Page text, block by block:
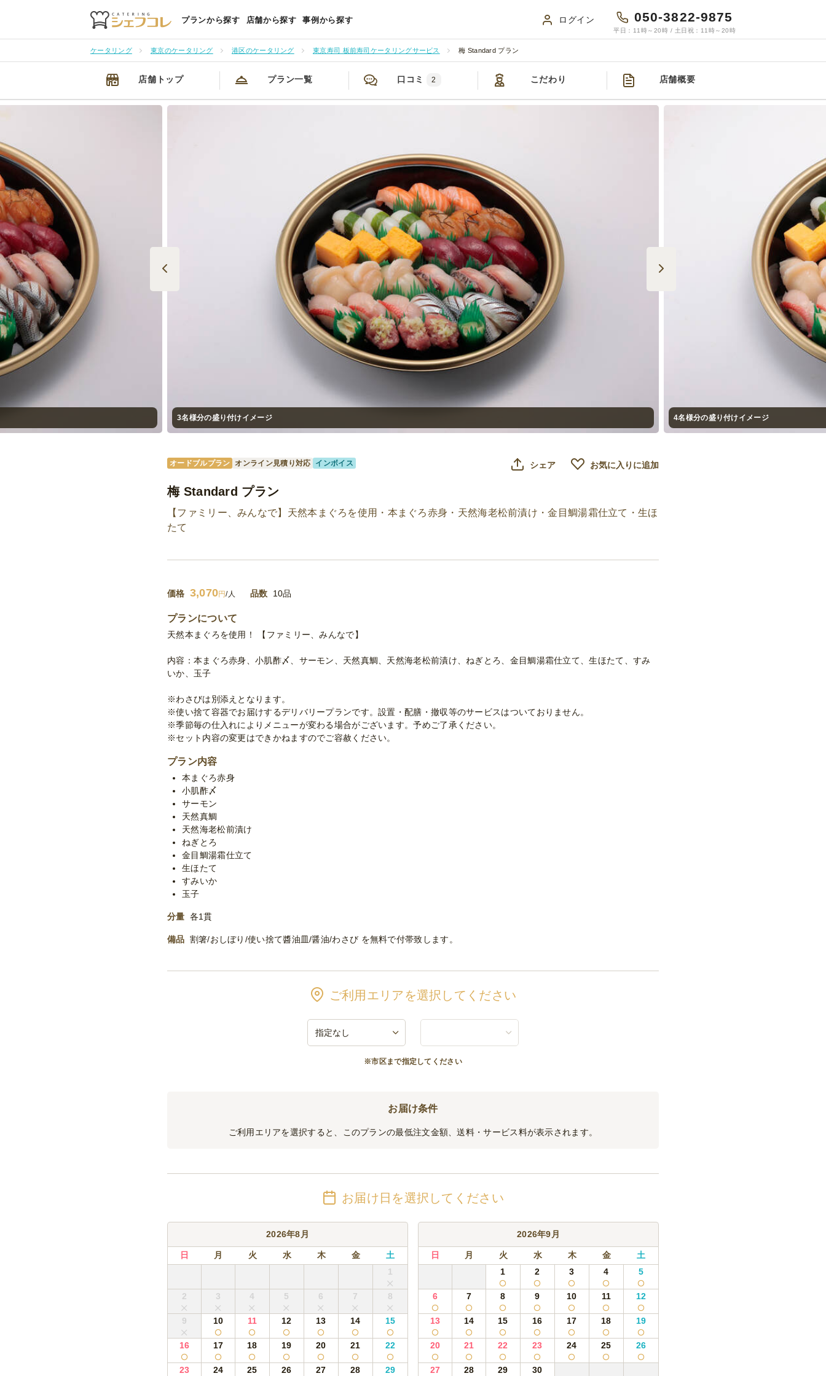
プランから探す 店舗から探す 事例から探す ログイン 050-3822-9875
平日：11時～20時 / 土日祝：11時～20時
ケータリング 東京のケータリング 港区のケータリング 東京寿司 板前寿司ケータリングサービス 梅 Standard プラン
店舗トップ プラン一覧 口コミ 2 こだわり 店舗概要
3名様分の盛り付けイメージ 4名様分の盛り付けイメージ
オードブルプラン オンライン見積り対応 インボイス シェア お気に入りに追加
梅 Standard プラン
【ファミリー、みんなで】天然本まぐろを使用・本まぐろ赤身・天然海老松前漬け・金目鯛湯霜仕立て・生ほ
たて
価格 3,070円/人 品数 10品
プランについて
天然本まぐろを使用！ 【ファミリー、みんなで】
内容：本まぐろ赤身、小肌酢〆、サーモン、天然真鯛、天然海老松前漬け、ねぎとろ、金目鯛湯霜仕立て、生ほたて、すみ
いか、玉子
※わさびは別添えとなります。
※使い捨て容器でお届けするデリバリープランです。設置・配膳・撤収等のサービスはついておりません。
※季節毎の仕入れによりメニューが変わる場合がございます。予めご了承ください。
※セット内容の変更はできかねますのでご容赦ください。
プラン内容
本まぐろ赤身
小肌酢〆
サーモン
天然真鯛
天然海老松前漬け
ねぎとろ
金目鯛湯霜仕立て
生ほたて
すみいか
玉子
分量 各1貫
備品 割箸/おしぼり/使い捨て醬油皿/醤油/わさび を無料で付帯致します。
ご利用エリアを選択してください
※市区まで指定してください
お届け条件
ご利用エリアを選択すると、このプランの最低注文金額、送料・サービス料が表示されます。
お届け日を選択してください
2026年8月
日 月 火 水 木 金
土
1
2 3 4 5 6 7 8
9 10 11 12 13 14 15
16 17 18 19 20 21 22
23 24 25 26 27 28 29
2026年9月
日 月 火 水 木 金
土
1
2 3 4 5
6 7 8 9 10 11 12
13 14 15 16 17 18 19
20 21 22 23 24 25 26
27 28 29 30